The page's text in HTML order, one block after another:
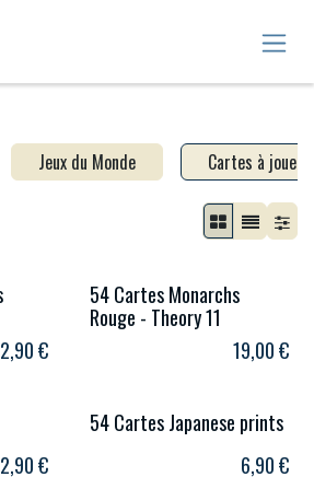
Jeux du Monde Cartes à jouer
€
54 Cartes Monarchs
Rouge - Theory 11
19,00€
2,90€
54 Cartes Japanese prints
6,90€